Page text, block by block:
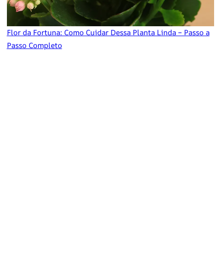
Flor da Fortuna: Como Cuidar Dessa Planta Linda – Passo a
Passo Completo